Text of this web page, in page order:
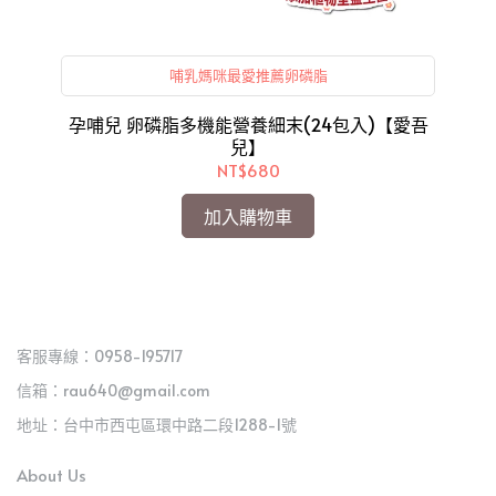
哺乳媽咪最愛推薦卵磷脂
孕哺兒 卵磷脂多機能營養細末(24包入)【愛吾
兒】
NT$680
加入購物車
客服專線：0958-195717
信箱：rau640@gmail.com
地址：台中市西屯區環中路二段1288-1號
About Us